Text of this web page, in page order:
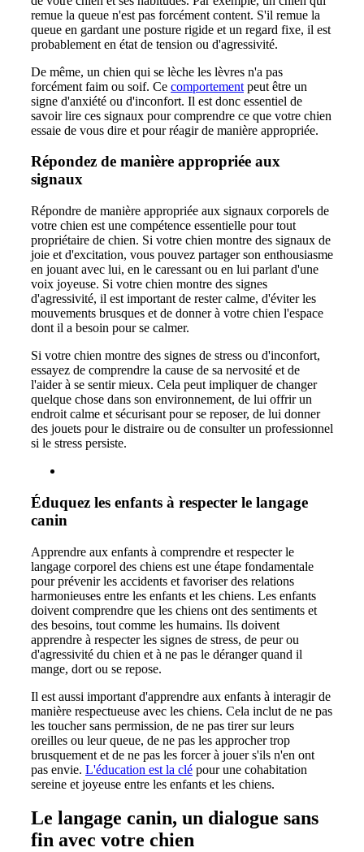
remue la queue n'est pas forcément content. S'il remue la
queue en gardant une posture rigide et un regard fixe, il est
probablement en état de tension ou d'agressivité.
De même, un chien qui se lèche les lèvres n'a pas
forcément faim ou soif. Ce comportement peut être un
signe d'anxiété ou d'inconfort. Il est donc essentiel de
savoir lire ces signaux pour comprendre ce que votre chien
essaie de vous dire et pour réagir de manière appropriée.
Répondez de manière appropriée aux
signaux
Répondre de manière appropriée aux signaux corporels de
votre chien est une compétence essentielle pour tout
propriétaire de chien. Si votre chien montre des signaux de
joie et d'excitation, vous pouvez partager son enthousiasme
en jouant avec lui, en le caressant ou en lui parlant d'une
voix joyeuse. Si votre chien montre des signes
d'agressivité, il est important de rester calme, d'éviter les
mouvements brusques et de donner à votre chien l'espace
dont il a besoin pour se calmer.
Si votre chien montre des signes de stress ou d'inconfort,
essayez de comprendre la cause de sa nervosité et de
l'aider à se sentir mieux. Cela peut impliquer de changer
quelque chose dans son environnement, de lui offrir un
endroit calme et sécurisant pour se reposer, de lui donner
des jouets pour le distraire ou de consulter un professionnel
si le stress persiste.
Éduquez les enfants à respecter le langage
canin
Apprendre aux enfants à comprendre et respecter le
langage corporel des chiens est une étape fondamentale
pour prévenir les accidents et favoriser des relations
harmonieuses entre les enfants et les chiens. Les enfants
doivent comprendre que les chiens ont des sentiments et
des besoins, tout comme les humains. Ils doivent
apprendre à respecter les signes de stress, de peur ou
d'agressivité du chien et à ne pas le déranger quand il
mange, dort ou se repose.
Il est aussi important d'apprendre aux enfants à interagir de
manière respectueuse avec les chiens. Cela inclut de ne pas
les toucher sans permission, de ne pas tirer sur leurs
oreilles ou leur queue, de ne pas les approcher trop
brusquement et de ne pas les forcer à jouer s'ils n'en ont
pas envie. L'éducation est la clé pour une cohabitation
sereine et joyeuse entre les enfants et les chiens.
Le langage canin, un dialogue sans
fin avec votre chien